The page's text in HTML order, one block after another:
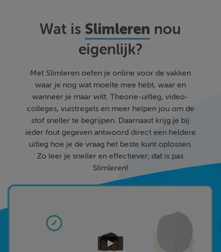
Wat is Slimleren nou
eigenlijk?
Met Slimleren oefen je online voor de vakken
waar je nog wat moeite mee hebt, waar en
wanneer je maar wilt. Theorie-uitleg, video-
colleges, vuistregels en meer helpen jou om de
stof sneller te begrijpen. Daarnaast krijg je bij
ieder fout gegeven antwoord direct een heldere
uitleg hoe je de vraag het beste kunt oplossen.
Zo leer je sneller en effectiever; dat is pas
Slimleren!